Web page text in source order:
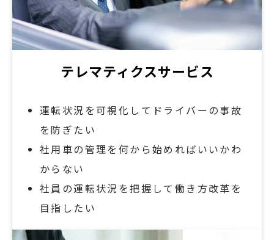
テレマティクスサービス
運転状況を可視化してドライバーの事故
を防ぎたい
社用車の管理を何から始めればいいかわ
からない
社員の運転状況を把握して働き方改革を
目指したい